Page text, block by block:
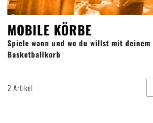
Zubehör
Mein Konto
MOBILE KÖRBE
Spiele wann und wo du willst mit deinem
Basketballkorb
2 Artikel